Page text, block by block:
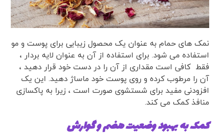
نمک های حمام به عنوان یک محصول زیبایی برای پوست و مو
استفاده می شود. برای استفاده از آن به عنوان لایه بردار ،
فقط کافی است مقداری از آن را در دست خود قرار دهید ،
آن را مرطوب کرده و روی پوست خود ماساژ دهید. این یک
افزودنی مفید برای شستشوی صورت است ، زیرا به پاکسازی
منافذ کمک می کند.
کمک به بهبود وضعیت هضم و گوارش